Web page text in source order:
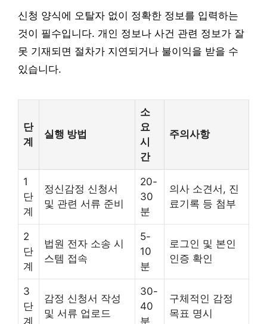
신청 양식에 오탈자 없이 정확한 정보를 입력하는
것이 필수입니다. 개인 정보나 사건 관련 정보가 잘
못 기재되면 절차가 지연되거나 불이익을 받을 수
있습니다.
단
계
실행 방법
소
요
시
간
주의사항
1
단
계
정신감정 신청서
및 관련 서류 준비
20-
30
분
의사 소견서, 진
료기록 등 첨부
2
단
계
법원 전자 소송 시
스템 접속
5-
10
분
로그인 및 본인
인증 확인
3
단
계
감정 신청서 작성
및 서류 업로드
30-
40
분
구체적인 감정
목표 명시